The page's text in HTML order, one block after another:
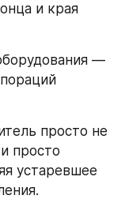
и края
—
просто не
просто
устаревшее